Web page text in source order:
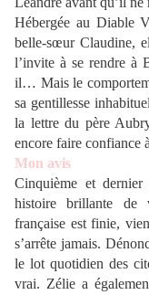
Hébergée au Diable
belle-sœur Claudine,
l’invite à se rendre à
il… Mais le
sa gentillesse
la lettre du père
encore faire confiance
Mon avis
Cinquième et
histoire brillante de
française est finie,
s’arrête jamais.
le lot quotidien des
vrai. Zélie a